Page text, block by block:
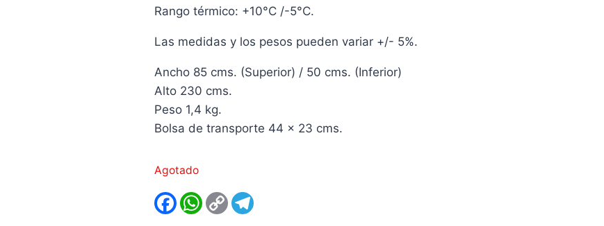
Rango térmico: +10°C /-5°C.
Las medidas y los pesos pueden variar +/- 5%.
Ancho 85 cms. (Superior) / 50 cms. (Inferior)
Alto 230 cms.
Peso 1,4 kg.
Bolsa de transporte 44 x 23 cms.
Agotado
FacebookWhatsApp
Copy
Link
Telegram